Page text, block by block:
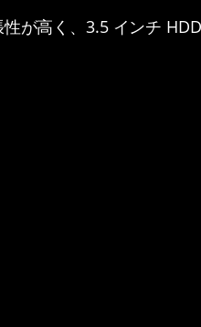
性が高く、3.5 インチ